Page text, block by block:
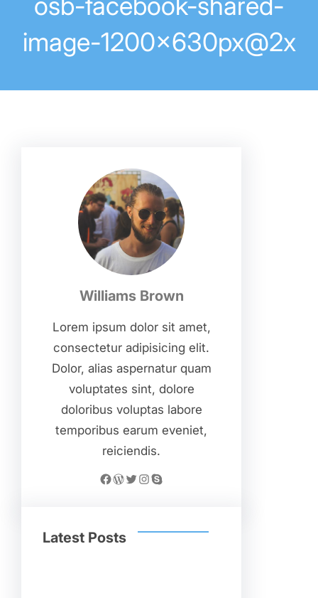
image-1200x630px@2x
Williams Brown
Lorem ipsum dolor sit amet,
consectetur adipisicing elit.
Dolor, alias aspernatur quam
voluptates sint, dolore
doloribus voluptas labore
temporibus earum eveniet,
reiciendis.
Facebook WordPress Twitter InstagramSkype
Latest Posts